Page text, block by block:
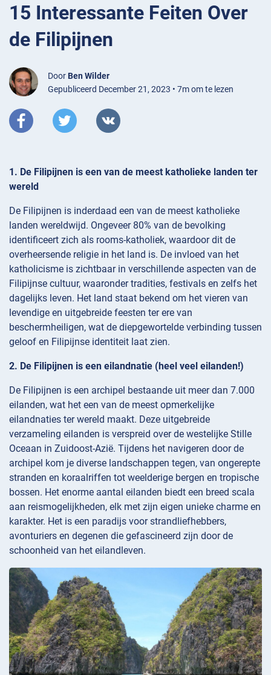
15 Interessante Feiten Over
de Filipijnen
Door Ben Wilder
Gepubliceerd December 21, 2023 • 7m om te lezen
1. De Filipijnen is een van de meest katholieke landen ter
wereld
De Filipijnen is inderdaad een van de meest katholieke
landen wereldwijd. Ongeveer 80% van de bevolking
identificeert zich als rooms-katholiek, waardoor dit de
overheersende religie in het land is. De invloed van het
katholicisme is zichtbaar in verschillende aspecten van de
Filipijnse cultuur, waaronder tradities, festivals en zelfs het
dagelijks leven. Het land staat bekend om het vieren van
levendige en uitgebreide feesten ter ere van
beschermheiligen, wat de diepgewortelde verbinding tussen
geloof en Filipijnse identiteit laat zien.
2. De Filipijnen is een eilandnatie (heel veel eilanden!)
De Filipijnen is een archipel bestaande uit meer dan 7.000
eilanden, wat het een van de meest opmerkelijke
eilandnaties ter wereld maakt. Deze uitgebreide
verzameling eilanden is verspreid over de westelijke Stille
Oceaan in Zuidoost-Azië. Tijdens het navigeren door de
archipel kom je diverse landschappen tegen, van ongerepte
stranden en koraalriffen tot weelderige bergen en tropische
bossen. Het enorme aantal eilanden biedt een breed scala
aan reismogelijkheden, elk met zijn eigen unieke charme en
karakter. Het is een paradijs voor strandliefhebbers,
avonturiers en degenen die gefascineerd zijn door de
schoonheid van het eilandleven.